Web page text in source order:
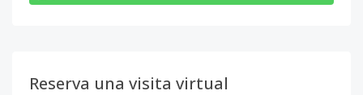
Reserva una visita virtual